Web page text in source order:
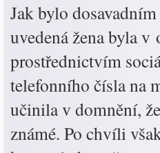
Jak bylo
uvedená žena byla
prostřednictvím
telefonního čísla na
učinila v domnění,
známé. Po chvíli